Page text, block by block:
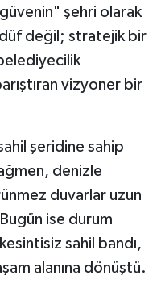
şehri olarak
değil; stratejik bir
vizyoner bir
şeridine sahip
denizle
duvarlar uzun
ise durum
sahil bandı,
alanına dönüştü.